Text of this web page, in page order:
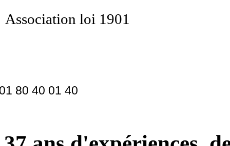
Association loi 1901
80 40 01 40